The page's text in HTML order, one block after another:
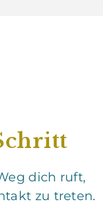
dich ruft,
zu treten.